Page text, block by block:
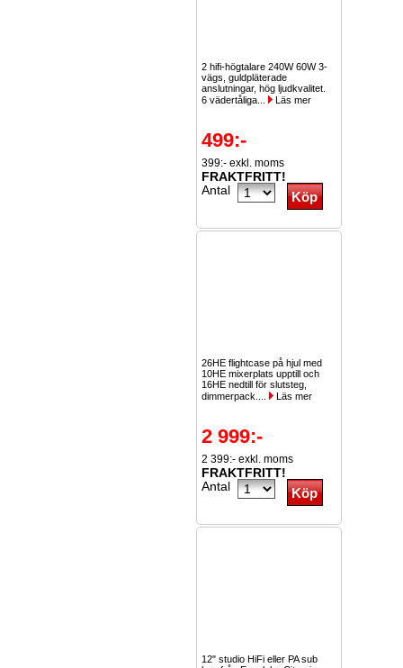
2 hifi-högtalare 240W 60W 3-
vägs, guldpläterade
anslutningar, hög ljudkvalitet.
6 vädertåliga...
Läs mer
499:-
399:- exkl. moms
FRAKTFRITT!
Antal
26HE flightcase på hjul med
10HE mixerplats upptill och
16HE nedtill för slutsteg,
dimmerpack....
Läs mer
2 999:-
2 399:- exkl. moms
FRAKTFRITT!
Antal
12" studio HiFi eller PA sub